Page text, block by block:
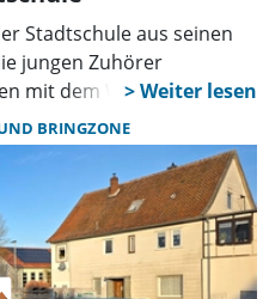
Stadtschule aus seinen
jungen Zuhörer
mit dem Wohnmobil
Leser in ferne Länder und
BRINGZONE